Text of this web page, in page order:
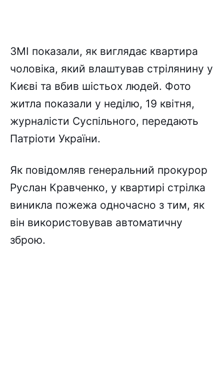
ЗМІ показали, як виглядає квартира
чоловіка, який влаштував стрілянину у
Києві та вбив шістьох людей. Фото
житла показали у неділю, 19 квітня,
журналісти Суспільного, передають
Патріоти України.
Як повідомляв генеральний прокурор
Руслан Кравченко, у квартирі стрілка
виникла пожежа одночасно з тим, як
він використовував автоматичну
зброю.